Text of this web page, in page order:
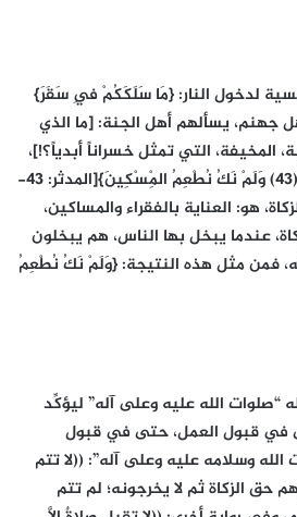
لدخول النار: {مَا سَلَكَكُمْ فِي سَقَرَ}
سؤال لأهل جهنم، يسألهم أهل الجنة: [ما الذي
المخيفة، التي تمثل خسراناً أبدياً؟!]،
{قَالُوا لَمْ نَكُ مِنَ الْمُصَلِّينَ (43) وَلَمْ نَكُ نُطْعِمُ الْمِسْكِينَ}[المدثر: 43-
هو: العناية بالفقراء والمساكين،
عندما يبخل بها الناس، هم يبخلون
فمن مثل هذه النتيجة: {وَلَمْ نَكُ نُطْعِمُ
“صلوات الله عليه وعلى آله” ليؤكِّد
في قبول العمل، حتى في قبول
الله وسلامه عليه وعلى آله”: ((لا تتم
حق الزكاة ثم لا يخرجونه؛ لم تتم